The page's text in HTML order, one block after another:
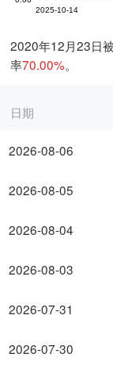
2020年12月23日
率70.00%。
日期
2026-08-06
2026-08-05
2026-08-04
2026-08-03
2026-07-31
2026-07-30